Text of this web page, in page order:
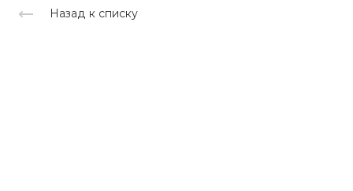
Назад к списку